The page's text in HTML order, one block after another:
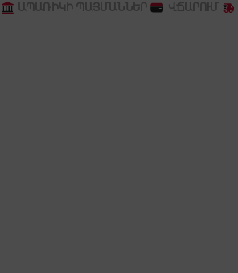
ԱՊԱՌԻԿԻ ՊԱՅՄԱՆՆԵՐ ՎՃԱՐՈՒՄ